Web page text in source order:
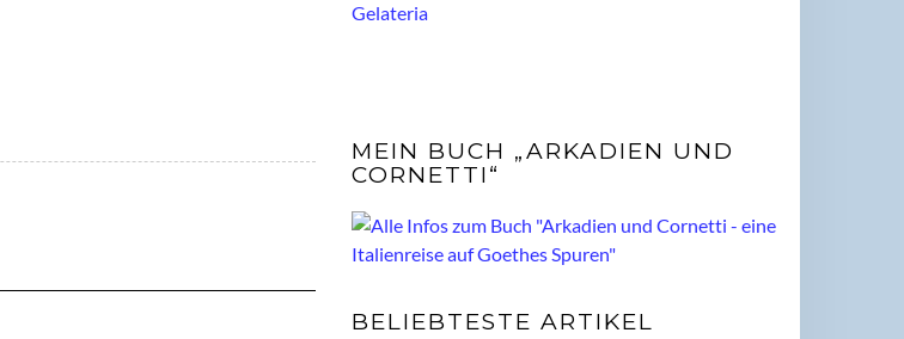
MEIN BUCH „ARKADIEN UND
CORNETTI“
BELIEBTESTE ARTIKEL